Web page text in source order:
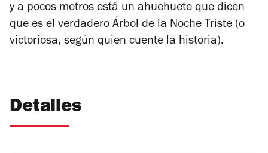
y a pocos metros está un ahuehuete que dicen
que es el verdadero Árbol de la Noche Triste (o
victoriosa, según quien cuente la historia).
Detalles